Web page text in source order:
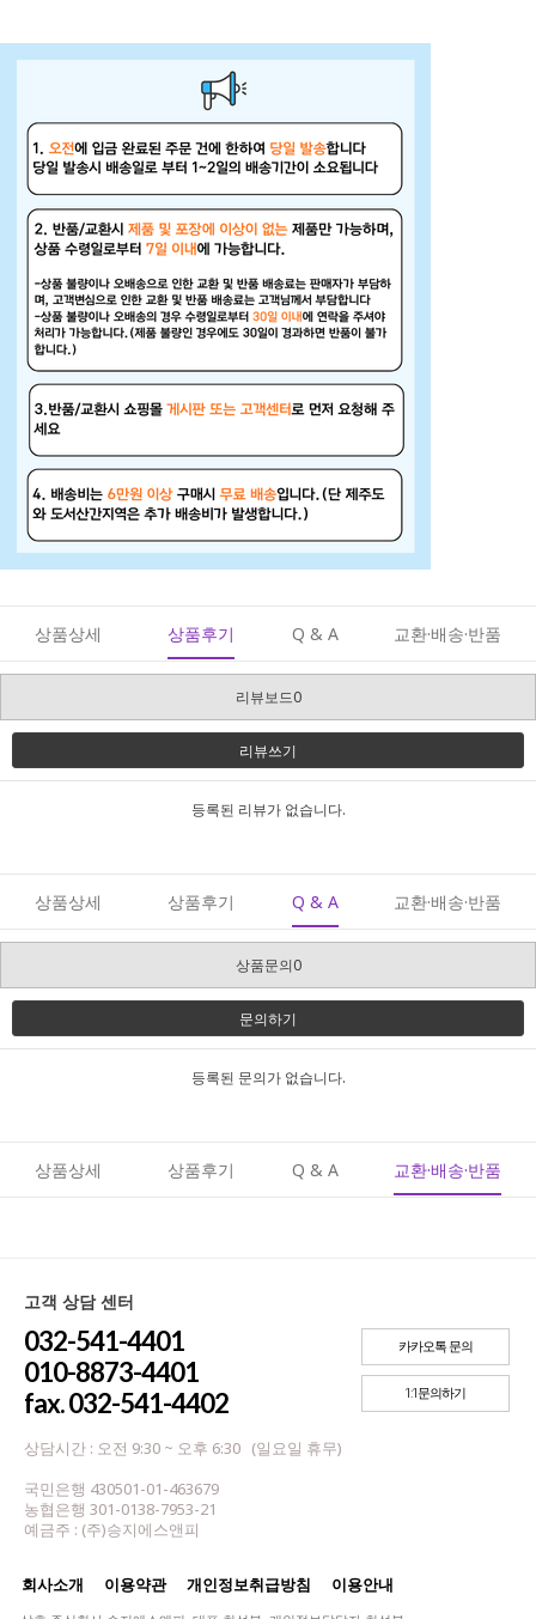
상품상세 상품후기 Q & A 교환·배송·반품
리뷰보드0
리뷰쓰기
등록된 리뷰가 없습니다.
상품상세 상품후기 Q & A 교환·배송·반품
상품문의0
문의하기
등록된 문의가 없습니다.
상품상세 상품후기 Q & A 교환·배송·반품
고객 상담 센터
032-541-4401
010-8873-4401
fax. 032-541-4402
상담시간 : 오전 9:30 ~ 오후 6:30 (일요일 휴무)
국민은행 430501-01-463679
농협은행 301-0138-7953-21
예금주 : (주)승지에스앤피
카카오톡 문의
1:1문의하기
회사소개 이용약관 개인정보취급방침 이용안내